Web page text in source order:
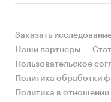
за счет реального
динамикой других
• Какое место
своем
и по продажам на
Заказать
Наши партнеры
Пользовательское
Политика обработки
Политика в